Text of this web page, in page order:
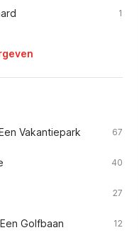
1
Vakantiepark 67
40
27
Golfbaan 12